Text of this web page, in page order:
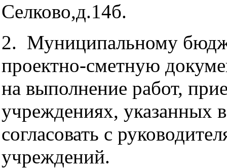
Селково,д.14б.
2. Муниципальному
проектно-сметную
на выполнение работ,
учреждениях, указанных
согласовать с
учреждений.